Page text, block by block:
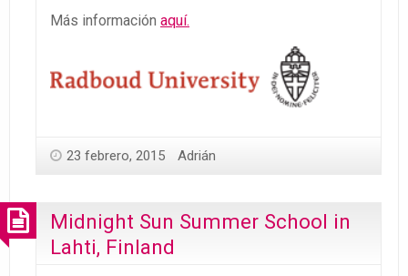
Más información aquí.
23 febrero, 2015 Adrián
Midnight Sun Summer School in
Lahti, Finland